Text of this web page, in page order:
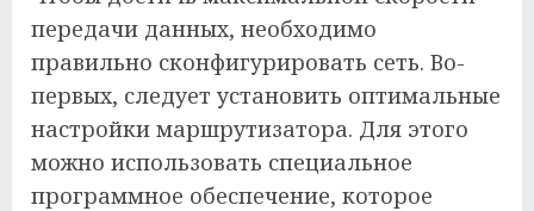
передачи данных, необходимо
правильно сконфигурировать сеть. Во-
первых, следует установить оптимальные
настройки маршрутизатора. Для этого
можно использовать специальное
программное обеспечение, которое